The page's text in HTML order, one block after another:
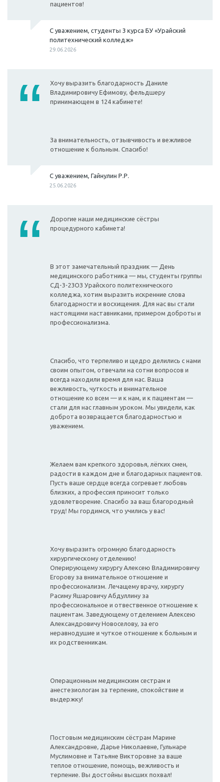
пациентов!
С уважением, студенты 3 курса БУ «Урайский
политехнический колледж»
29.06.2026
Хочу выразить благодарность Даниле
Владимировичу Ефимову, фельдшеру
принимающем в 124 кабинете!
За внимательность, отзывчивость и вежливое
отношение к больным. Спасибо!
С уважением, Гайнулин Р.Р.
25.06.2026
Дорогие наши медицинские сёстры
процедурного кабинета!
В этот замечательный праздник — День
медицинского работника — мы, студенты группы
СД-3-23ОЗ Урайского политехнического
колледжа, хотим выразить искренние слова
благодарности и восхищения. Для нас вы стали
настоящими наставниками, примером доброты и
профессионализма.
Спасибо, что терпеливо и щедро делились с нами
своим опытом, отвечали на сотни вопросов и
всегда находили время для нас. Ваша
вежливость, чуткость и внимательное
отношение ко всем — и к нам, и к пациентам —
стали для нас главным уроком. Мы увидели, как
доброта возвращается благодарностью и
уважением.
Желаем вам крепкого здоровья, лёгких смен,
радости в каждом дне и благодарных пациентов.
Пусть ваше сердце всегда согревает любовь
близких, а профессия приносит только
удовлетворение. Спасибо за ваш благородный
труд! Мы гордимся, что учились у вас!
Хочу выразить огромную благодарность
хирургическому отделению!
Оперирующему хирургу Алексею Владимировичу
Егорову за внимательное отношение и
профессионализм. Лечащему врачу, хирургу
Расиму Яшаровичу Абдуллину за
профессиональное и отвественное отношение к
пациентам. Заведующему отделением Алексею
Александровичу Новоселову, за его
неравнодушие и чуткое отношение к больным и
их родственникам.
Операционным медицинским сестрам и
анестезиологам за терпение, спокойствие и
выдержку!
Постовым медицинским сёстрам Марине
Александровне, Дарье Николаевне, Гульнаре
Муслимовне и Татьяне Викторовне за ваше
теплое отношение, помощь, вежливость и
терпение. Вы достойны высших похвал!